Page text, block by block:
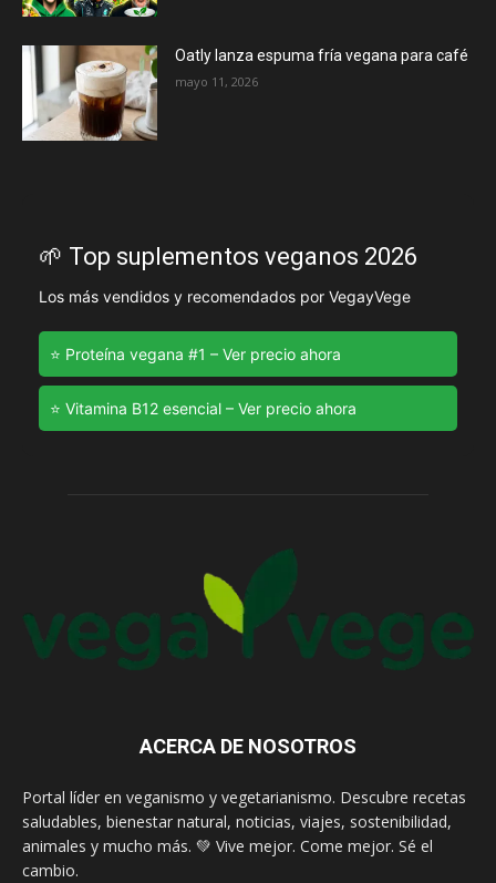
Oatly lanza espuma fría vegana para café
mayo 11, 2026
🌱 Top suplementos veganos 2026
Los más vendidos y recomendados por VegayVege
⭐ Proteína vegana #1 – Ver precio ahora
⭐ Vitamina B12 esencial – Ver precio ahora
ACERCA DE NOSOTROS
Portal líder en veganismo y vegetarianismo. Descubre recetas
saludables, bienestar natural, noticias, viajes, sostenibilidad,
animales y mucho más. 💚 Vive mejor. Come mejor. Sé el
cambio.